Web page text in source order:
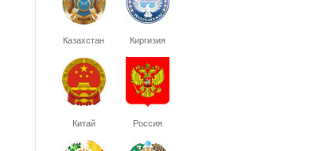
Казахстан Киргизия
Китай Россия